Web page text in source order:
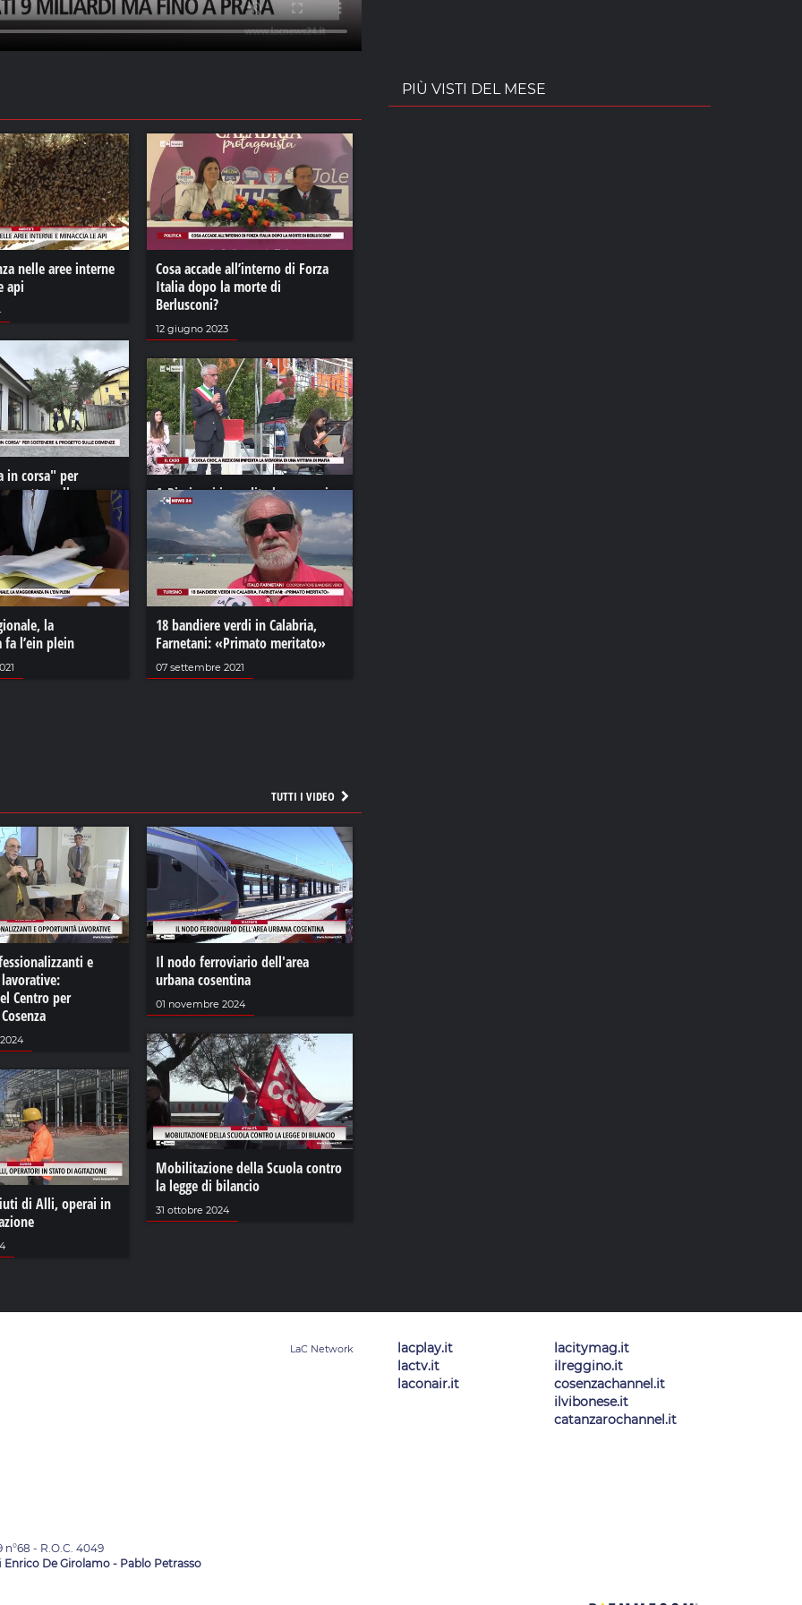
nelle aree interne
api
Cosa accade all’interno di Forza
Italia dopo la morte di
Berlusconi?
12 giugno 2023
in corsa" per
sulle
A Rizziconi impedita la memoria
di una vittima di mafia
23 maggio 2023
la
fa l’ein plein
18 bandiere verdi in Calabria,
Farnetani: «Primato meritato»
07 settembre 2021
TUTTI I VIDEO
e
Centro per
Il nodo ferroviario dell'area
urbana cosentina
01 novembre 2024
Mobilitazione della Scuola contro
la legge di bilancio
31 ottobre 2024
di Alli, operai in
PIÙ VISTI DEL MESE
lacplay.it
lactv.it
laconair.it
lacitymag.it
ilreggino.it
cosenzachannel.it
ilvibonese.it
catanzarochannel.it
- R.O.C. 4049
Enrico De Girolamo - Pablo Petrasso